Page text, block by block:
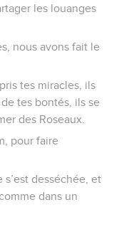
les louanges
nous avons fait le
tes miracles, ils
tes bontés, ils se
des Roseaux.
pour faire
s’est desséchée, et
dans un